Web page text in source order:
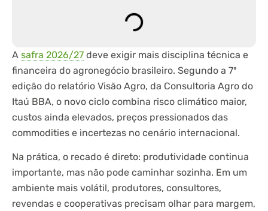
A safra 2026/27 deve exigir mais disciplina técnica e
financeira do agronegócio brasileiro. Segundo a 7ª
edição do relatório Visão Agro, da Consultoria Agro do
Itaú BBA, o novo ciclo combina risco climático maior,
custos ainda elevados, preços pressionados das
commodities e incertezas no cenário internacional.
Na prática, o recado é direto: produtividade continua
importante, mas não pode caminhar sozinha. Em um
ambiente mais volátil, produtores, consultores,
revendas e cooperativas precisam olhar para margem,